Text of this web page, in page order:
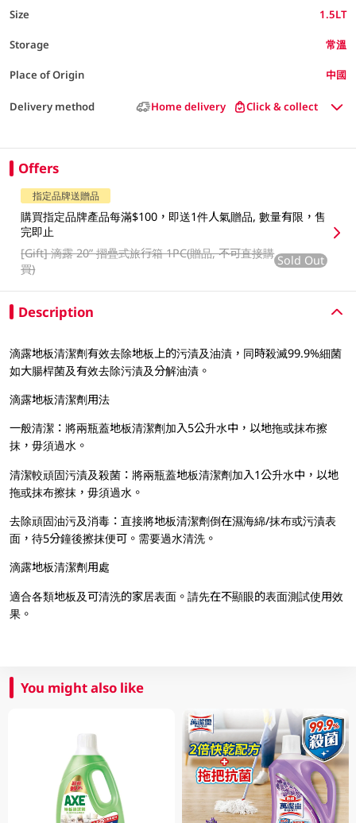
Size 1.5LT
Storage 常溫
Place of Origin 中國
Delivery method Home delivery Click & collect
Offers
指定品牌送贈品
購買指定品牌產品每滿$100，即送1件人氣贈品, 數量有限，售
完即止
[Gift]滴露 20” 摺疊式旅行箱 1PC(贈品, 不可直接購
買)
Sold Out
Description
滴露地板清潔劑有效去除地板上的污漬及油漬，同時殺滅99.9%細菌
如大腸桿菌及有效去除污漬及分解油漬。
滴露地板清潔劑用法
一般清潔：將兩瓶蓋地板清潔劑加入5公升水中，以地拖或抹布擦
抹，毋須過水。
清潔較頑固污漬及殺菌：將兩瓶蓋地板清潔劑加入1公升水中，以地
拖或抹布擦抹，毋須過水。
去除頑固油污及消毒：直接將地板清潔劑倒在濕海綿/抹布或污漬表
面，待5分鐘後擦抹便可。需要過水清洗。
滴露地板清潔劑用處
適合各類地板及可清洗的家居表面。請先在不顯眼的表面測試使用效
果。
You might also like